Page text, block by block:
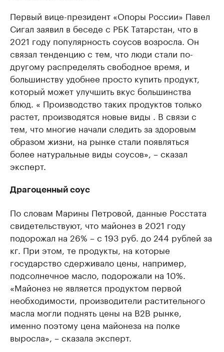
Первый вице-президент «Опоры России» Павел
Сигал заявил в беседе с РБК Татарстан, что в
2021 году популярность соусов возросла. Он
связал тенденцию с тем, что люди стали по-
другому распределять свободное время, и
большинству удобнее просто купить продукт,
который может улучшить вкус большинства
блюд. « Производство таких продуктов только
растет, производятся новые виды . В связи с
тем, что многие начали следить за здоровым
образом жизни, на рынке стали появляться
более натуральные виды соусов», – сказал
эксперт.
Драгоценный соус
По словам Марины Петровой, данные Росстата
свидетельствуют, что майонез в 2021 году
подорожал на 26% – с 193 руб. до 244 рублей за
кг. При этом, те продукты, на которые
государство сдерживало цены, например,
подсолнечное масло, подорожали на 10%.
«Майонез не является продуктом первой
необходимости, производители растительного
масла могли поднять цены на В2В рынке,
именно поэтому цена майонеза на полке
выросла», – сказала эксперт.